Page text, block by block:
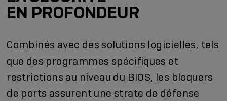
EN PROFONDEUR
Combinés avec des solutions logicielles, tels
que des programmes spéciﬁques et
restrictions au niveau du BIOS, les bloquers
de ports assurent une strate de défense